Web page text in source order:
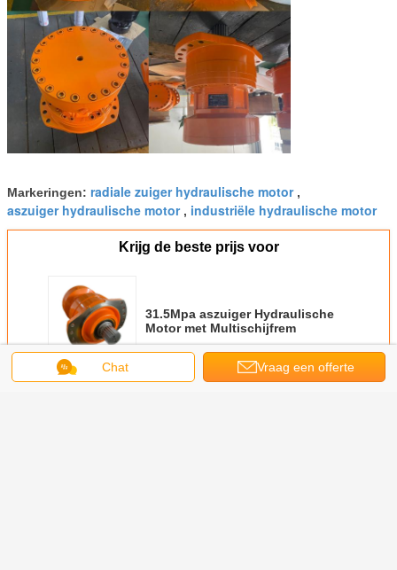
Markeringen: radiale zuiger hydraulische motor,
aszuiger hydraulische motor, industriële hydraulische motor
Krijg de beste prijs voor
31.5Mpa aszuiger Hydraulische
Motor met Multischijfrem
Doorgaan
Chat Vraag een offerte